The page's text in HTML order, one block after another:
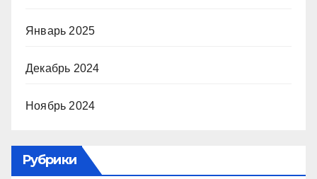
Январь 2025
Декабрь 2024
Ноябрь 2024
Рубрики